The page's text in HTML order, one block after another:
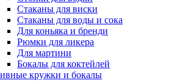
Стаканы для виски
Стаканы для воды и сока
Для коньяка и бренди
Рюмки для ликера
Для мартини
Бокалы для коктейлей
кружки и бокалы